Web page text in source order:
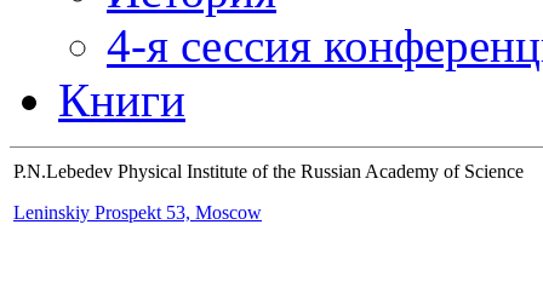
4-я сессия
Книги
P.N.Lebedev Physical Institute of the Russian Academy of Science
Leninskiy Prospekt 53, Moscow